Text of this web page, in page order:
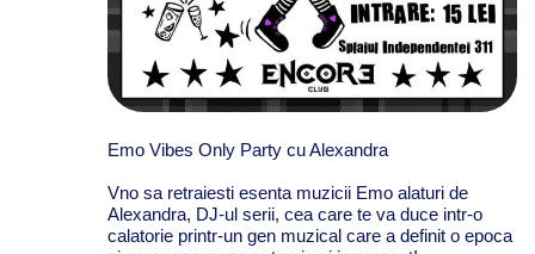
Emo Vibes Only Party cu Alexandra
Vno sa retraiesti esenta muzicii Emo alaturi de
Alexandra, DJ-ul serii, cea care te va duce intr-o
calatorie printr-un gen muzical care a definit o epoca